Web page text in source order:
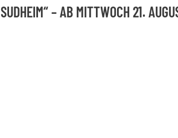
SUDHEIM“ – AB MITTWOCH 21.